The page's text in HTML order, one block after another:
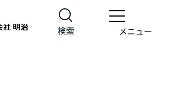
検索 メニュー